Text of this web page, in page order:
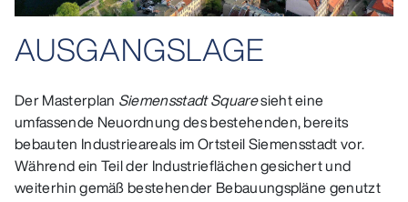
AUSGANGSLAGE
Der Masterplan Siemensstadt Squaresieht eine
umfassende Neuordnung des bestehenden, bereits
bebauten Industrieareals im Ortsteil Siemensstadt vor.
Während ein Teil der Industrieflächen gesichert und
weiterhin gemäß bestehender Bebauungspläne genutzt